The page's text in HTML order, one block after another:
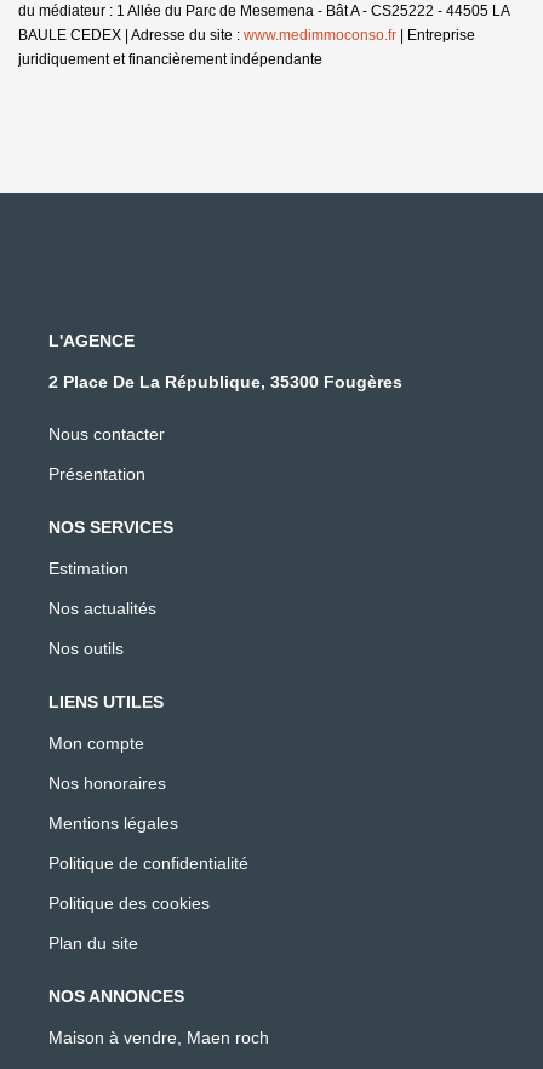
du médiateur : 1 Allée du Parc de Mesemena - Bât A - CS25222 - 44505 LA
BAULE CEDEX | Adresse du site : www.medimmoconso.fr | Entreprise
juridiquement et financièrement indépendante
L'AGENCE
2 Place De La République, 35300 Fougères
Nous contacter
Présentation
NOS SERVICES
Estimation
Nos actualités
Nos outils
LIENS UTILES
Mon compte
Nos honoraires
Mentions légales
Politique de confidentialité
Politique des cookies
Plan du site
NOS ANNONCES
Maison à vendre, Maen roch